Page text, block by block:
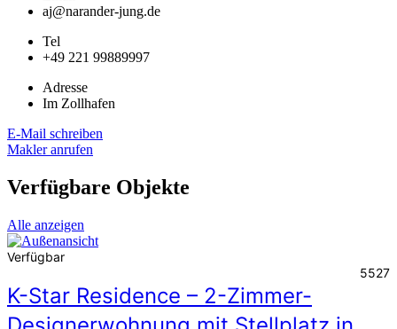
aj@narander-jung.de
Tel
+49 221 99889997
Adresse
Im Zollhafen
E-Mail schreiben
Makler anrufen
Verfügbare Objekte
Alle anzeigen
Verfügbar
5527
K-Star Residence – 2-Zimmer-